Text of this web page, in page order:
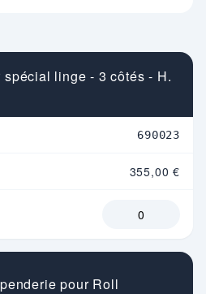
linge - 3 côtés - H.
690023
355,00 €
pour Roll